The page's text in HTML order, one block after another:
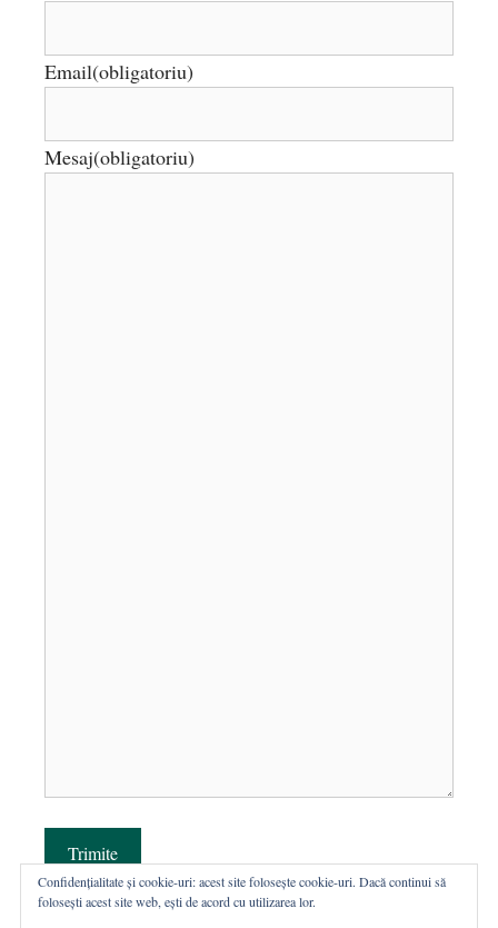
Email(obligatoriu)
Mesaj(obligatoriu)
Trimite
Confidențialitate și cookie-uri: acest site folosește cookie-uri. Dacă continui să
folosești acest site web, ești de acord cu utilizarea lor.